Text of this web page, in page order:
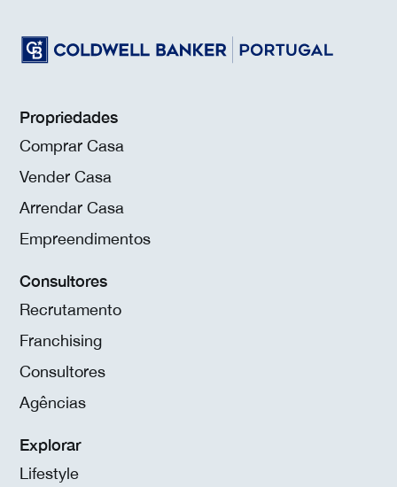
Propriedades
Comprar Casa
Vender Casa
Arrendar Casa
Empreendimentos
Consultores
Recrutamento
Franchising
Consultores
Agências
Explorar
Lifestyle